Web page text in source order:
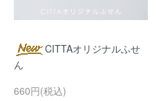
CITTAオリジナルふせ
ん
660円(税込)